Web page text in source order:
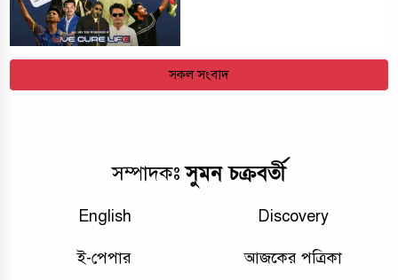
সকল সংবাদ
সম্পাদকঃসুমন চক্রবর্তী
English Discovery
ই-পেপার আজকের পত্রিকা